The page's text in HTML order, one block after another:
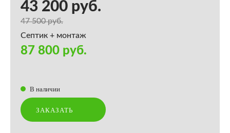
43 200 руб.
47 500 руб.
Септик + монтаж
87 800 руб.
В наличии
ЗАКАЗАТЬ